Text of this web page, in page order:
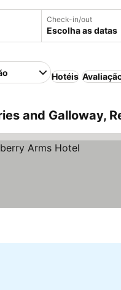
Check-in/out
Escolha as datas
Hotéis
and Galloway,